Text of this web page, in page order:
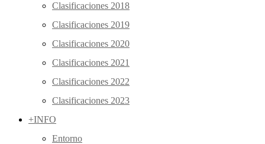
Clasificaciones 2018
Clasificaciones 2019
Clasificaciones 2020
Clasificaciones 2021
Clasificaciones 2022
Clasificaciones 2023
+INFO
Entorno